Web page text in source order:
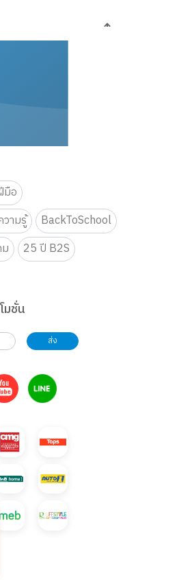
มือ
ามรู้
BackToSchool
25 ปี B2S
มชั่น
ส่ง